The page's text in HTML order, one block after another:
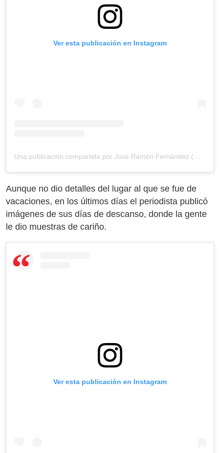
Ver esta publicación en Instagram
Una publicación compartida por José Ramón Fernández (@joseramonfernandeza)
Aunque no dio detalles del lugar al que se fue de
vacaciones, en los últimos días el periodista publicó
imágenes de sus días de descanso, donde la gente
le dio muestras de cariño.
Ver esta publicación en Instagram